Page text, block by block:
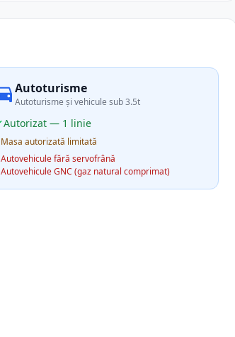
Autoturisme
Autoturisme și vehicule sub 3.5t
Autorizat — 1 linie
Masa autorizată limitată
Autovehicule fără servofrână
Autovehicule GNC (gaz natural comprimat)